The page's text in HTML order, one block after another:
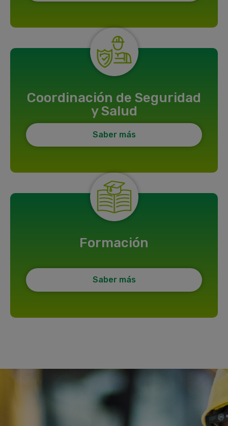
Coordinación de Seguridad
y Salud
Saber más
Formación
Saber más